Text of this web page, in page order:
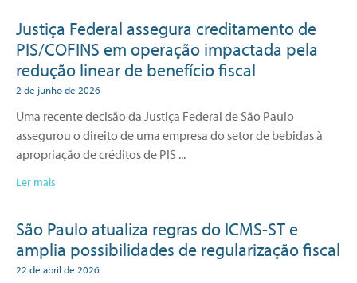
Justiça Federal assegura creditamento de
PIS/COFINS em operação impactada pela
redução linear de benefício fiscal
2 de junho de 2026
Uma recente decisão da Justiça Federal de São Paulo
assegurou o direito de uma empresa do setor de bebidas à
apropriação de créditos de PIS
Ler mais
São Paulo atualiza regras do ICMS-ST e
amplia possibilidades de regularização fiscal
22 de abril de 2026